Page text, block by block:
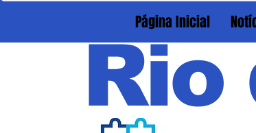
Página Inicial
Rio